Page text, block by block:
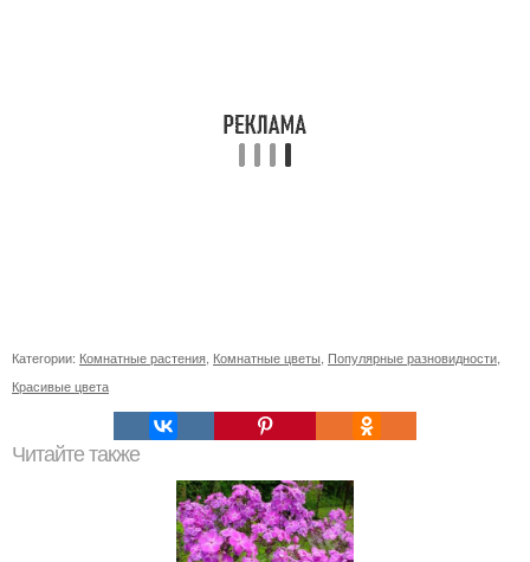
Категории: Комнатные растения, Комнатные цветы, Популярные разновидности,
Красивые цвета
Читайте также